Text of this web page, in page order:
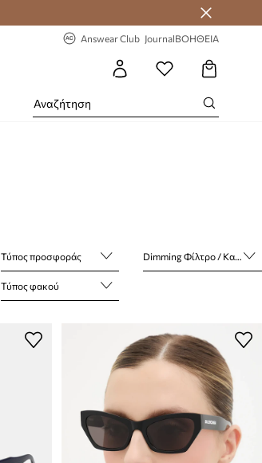
Answear Club JournalΒΟΗΘΕΙΑ
Τύπος προσφοράς Dimming Φίλτρο / Κατηγορία
Τύπος φακού